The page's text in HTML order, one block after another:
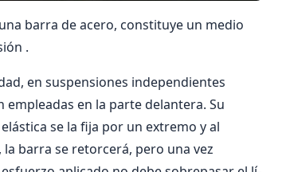
barra de acero, constituye un medio
.
en suspensiones independientes
en la parte delantera. Su
se la fija por un extremo y al
barra se retorcerá, pero una vez